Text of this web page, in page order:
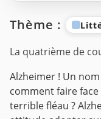
Thème :
La quatrième de
Alzheimer ! Un
comment faire
terrible fléau ?